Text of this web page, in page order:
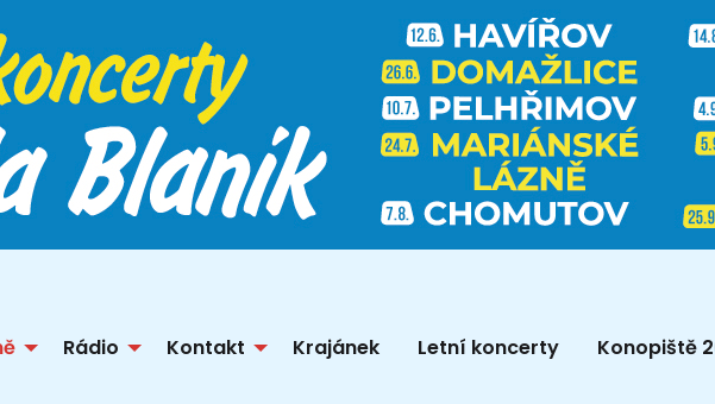
Rádio Kontakt Krajánek Letní koncerty Konopiště